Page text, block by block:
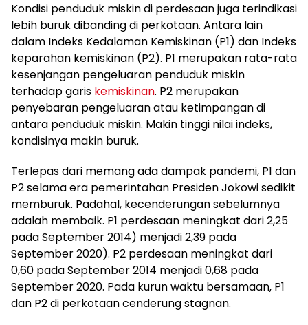
Kondisi penduduk miskin di perdesaan juga terindikasi
lebih buruk dibanding di perkotaan. Antara lain
dalam Indeks Kedalaman Kemiskinan (P1) dan Indeks
keparahan kemiskinan (P2). P1 merupakan rata-rata
kesenjangan pengeluaran penduduk miskin
terhadap garis kemiskinan. P2 merupakan
penyebaran pengeluaran atau ketimpangan di
antara penduduk miskin. Makin tinggi nilai indeks,
kondisinya makin buruk.
Terlepas dari memang ada dampak pandemi, P1 dan
P2 selama era pemerintahan Presiden Jokowi sedikit
memburuk. Padahal, kecenderungan sebelumnya
adalah membaik. P1 perdesaan meningkat dari 2,25
pada September 2014) menjadi 2,39 pada
September 2020). P2 perdesaan meningkat dari
0,60 pada September 2014 menjadi 0,68 pada
September 2020. Pada kurun waktu bersamaan, P1
dan P2 di perkotaan cenderung stagnan.